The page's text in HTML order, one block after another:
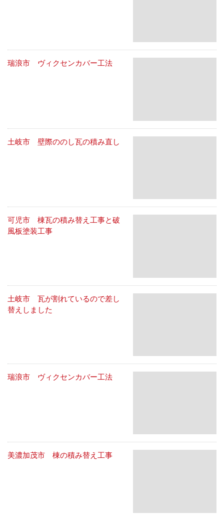
瑞浪市 ヴィクセンカバー工法
土岐市 壁際ののし瓦の積み直し
可児市 棟瓦の積み替え工事と破
風板塗装工事
土岐市 瓦が割れているので差し
替えしました
瑞浪市 ヴィクセンカバー工法
美濃加茂市 棟の積み替え工事